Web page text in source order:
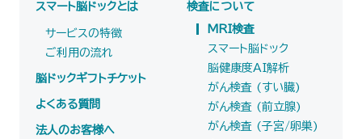
スマート脳ドックとは
サービスの特徴
ご利用の流れ
脳ドックギフトチケット
よくある質問
法人のお客様へ
検査について
MRI検査
スマート脳ドック
脳健康度AI解析
がん検査 (すい臓)
がん検査 (前立腺)
がん検査 (子宮/卵巣)